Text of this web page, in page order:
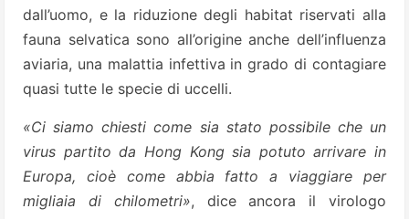
dall’uomo, e la riduzione degli habitat riservati alla
fauna selvatica sono all’origine anche dell’influenza
aviaria, una malattia infettiva in grado di contagiare
quasi tutte le specie di uccelli.
«Ci siamo chiesti come sia stato possibile che un
virus partito da Hong Kong sia potuto arrivare in
Europa, cioè come abbia fatto a viaggiare per
migliaia di chilometri», dice ancora il virologo